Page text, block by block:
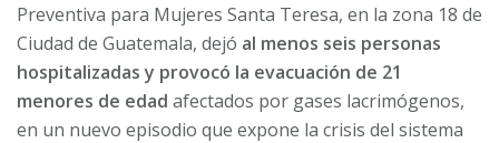
Preventiva para Mujeres Santa Teresa, en la zona 18 de
Ciudad de Guatemala, dejó al menos seis personas
hospitalizadas y provocó la evacuación de 21
menores de edad afectados por gases lacrimógenos,
en un nuevo episodio que expone la crisis del sistema